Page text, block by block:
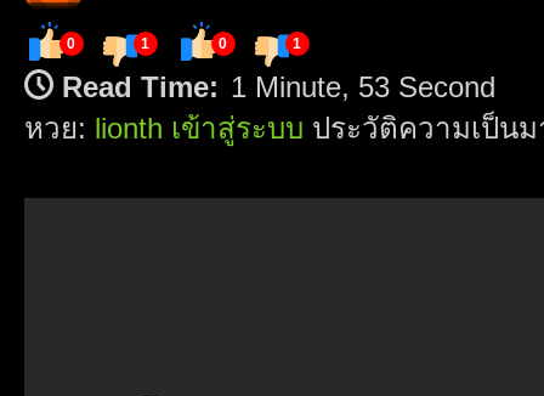
0 1 0 1
Read Time: 1 Minute, 53 Second
หวย: lionth เข้าสู่ระบบ ประวัติความเป็น